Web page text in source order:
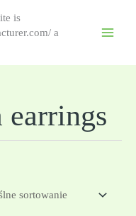
is
a